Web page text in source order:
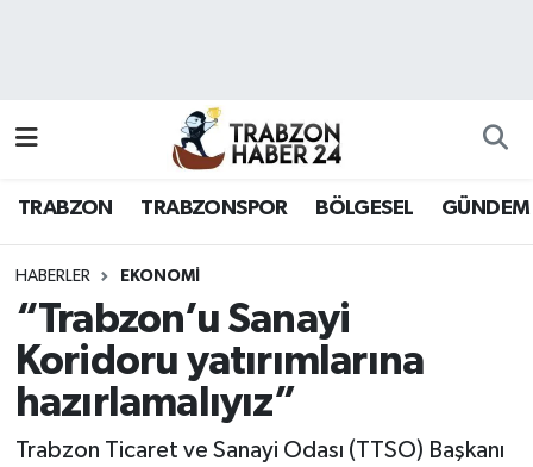
TRABZON TRABZONSPOR BÖLGESEL GÜNDEM
HABERLER EKONOMI
“Trabzon’u Sanayi
Koridoru yatırımlarına
hazırlamalıyız”
Trabzon Ticaret ve Sanayi Odası (TTSO) Başkanı
Hava Durumu
Namaz Vakitleri
Trafik Durumu
Süper Lig Puan Durumu ve Fikstür
Tüm Manşetler
Son Dakika Haberleri